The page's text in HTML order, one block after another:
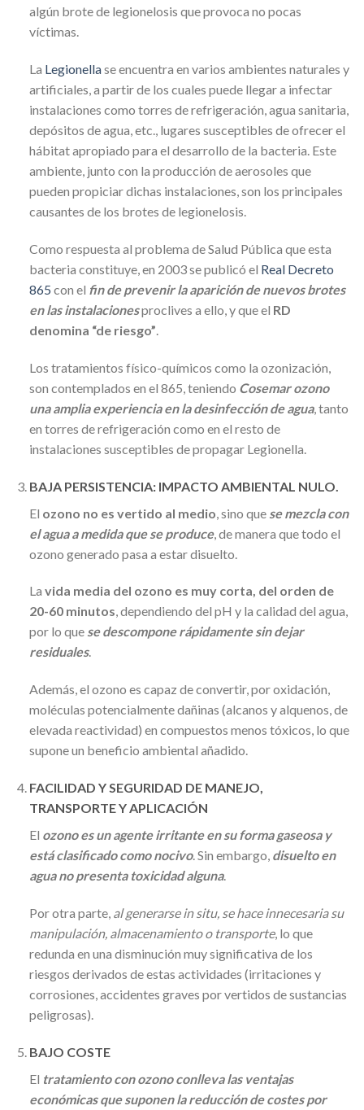
algún brote de legionelosis que provoca no pocas
víctimas.
La Legionellase encuentra en varios ambientes naturales y
artificiales, a partir de los cuales puede llegar a infectar
instalaciones como torres de refrigeración, agua sanitaria,
depósitos de agua, etc., lugares susceptibles de ofrecer el
hábitat apropiado para el desarrollo de la bacteria. Este
ambiente, junto con la producción de aerosoles que
pueden propiciar dichas instalaciones, son los principales
causantes de los brotes de legionelosis.
Como respuesta al problema de Salud Pública que esta
bacteria constituye, en 2003 se publicó el Real Decreto
865 con el fin de prevenir la aparición de nuevos brotes
en las instalacionesproclives a ello, y que el RD
denomina “de riesgo”.
Los tratamientos físico-químicos como la ozonización,
son contemplados en el 865, teniendo Cosemar ozono
una amplia experiencia en la desinfección de agua, tanto
en torres de refrigeración como en el resto de
instalaciones susceptibles de propagar Legionella.
BAJA PERSISTENCIA: IMPACTO AMBIENTAL NULO.
El ozono no es vertido al medio , sino que se mezcla con
el agua a medida que se produce, de manera que todo el
ozono generado pasa a estar disuelto.
La vida media del ozono es muy corta, del orden de
20-60 minutos, dependiendo del pH y la calidad del agua,
por lo quese descompone rápidamente sin dejar
residuales.
Además, el ozono es capaz de convertir, por oxidación,
moléculas potencialmente dañinas (alcanos y alquenos, de
elevada reactividad) en compuestos menos tóxicos, lo que
supone un beneficio ambiental añadido.
FACILIDAD Y SEGURIDAD DE MANEJO,
TRANSPORTE Y APLICACIÓN
El ozono es un agente irritante en su forma gaseosa y
está clasificado como nocivo. Sin embargo, disuelto en
agua no presenta toxicidad alguna.
Por otra parte, al generarse in situ, se hace innecesaria su
manipulación, almacenamiento o transporte, lo que
redunda en una disminución muy significativa de los
riesgos derivados de estas actividades (irritaciones y
corrosiones, accidentes graves por vertidos de sustancias
peligrosas).
BAJO COSTE
El tratamiento con ozono conlleva las ventajas
económicas que suponen la reducción de costes por